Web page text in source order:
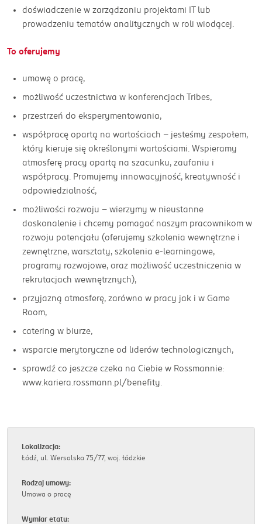
doświadczenie w zarządzaniu projektami IT lub
prowadzeniu tematów analitycznych w roli wiodącej.
To oferujemy
umowę o pracę,
możliwość uczestnictwa w konferencjach Tribes,
przestrzeń do eksperymentowania,
współpracę opartą na wartościach - jesteśmy zespołem,
który kieruje się określonymi wartościami. Wspieramy
atmosferę pracy opartą na szacunku, zaufaniu i
współpracy. Promujemy innowacyjność, kreatywność i
odpowiedzialność,
możliwości rozwoju - wierzymy w nieustanne
doskonalenie i chcemy pomagać naszym pracownikom w
rozwoju potencjału (oferujemy szkolenia wewnętrzne i
zewnętrzne, warsztaty, szkolenia e-learningowe,
programy rozwojowe, oraz możliwość uczestniczenia w
rekrutacjach wewnętrznych),
przyjazną atmosferę, zarówno w pracy jak i w Game
Room,
catering w biurze,
wsparcie merytoryczne od liderów technologicznych,
sprawdź co jeszcze czeka na Ciebie w Rossmannie:
www.kariera.rossmann.pl/benefity.
Lokalizacja:
Łódź, ul. Wersalska 75/77, woj. łódzkie
Rodzaj umowy:
Umowa o pracę
Wymiar etatu: